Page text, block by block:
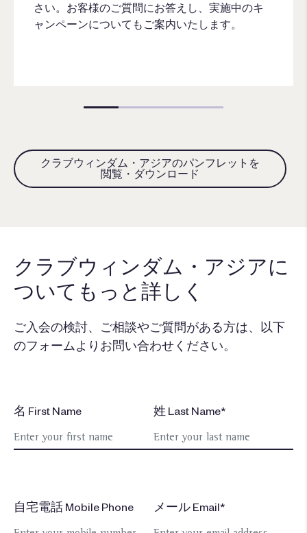
さい。お客様のご質問にお答えし、実施中のキ
ャンペーンについてもご案内いたします。
クラブウィンダム・アジアのパンフレットを
閲覧・ダウンロード
クラブウィンダム・アジアに
ついてもっと詳しく
ご入会の検討、ご相談やご質問がある方は、以下
のフォームよりお問い合わせください。​
名 First Name 姓 Last Name*
自宅電話 Mobile Phone メール Email*